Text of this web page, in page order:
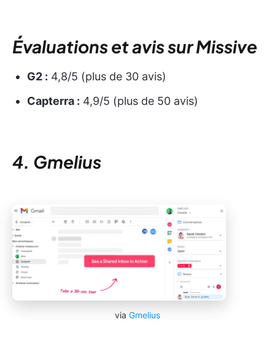
Évaluations et avis sur Missive
G2 : 4,8/5 (plus de 30 avis)
Capterra : 4,9/5 (plus de 50 avis)
4. Gmelius
via Gmelius